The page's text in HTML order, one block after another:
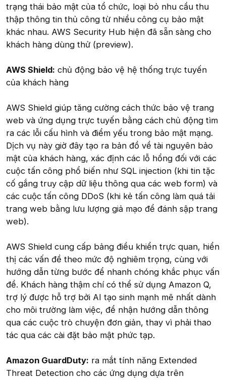
trạng thái bảo mật của tổ chức, loại bỏ nhu cầu thu
thập thông tin thủ công từ nhiều công cụ bảo mật
khác nhau. AWS Security Hub hiện đã sẵn sàng cho
khách hàng dùng thử (preview).
AWS Shield: chủ động bảo vệ hệ thống trực tuyến
của khách hàng
AWS Shield giúp tăng cường cách thức bảo vệ trang
web và ứng dụng trực tuyến bằng cách chủ động tìm
ra các lỗi cấu hình và điểm yếu trong bảo mật mạng.
Dịch vụ này giờ đây tạo ra bản đồ về tài nguyên bảo
mật của khách hàng, xác định các lỗ hổng đối với các
cuộc tấn công phổ biến như SQL injection (khi tin tặc
cố gắng truy cập dữ liệu thông qua các web form) và
các cuộc tấn công DDoS (khi kẻ tấn công làm quá tải
trang web bằng lưu lượng giả mạo để đánh sập trang
web).
AWS Shield cung cấp bảng điều khiển trực quan, hiển
thị các vấn đề theo mức độ nghiêm trọng, cùng với
hướng dẫn từng bước để nhanh chóng khắc phục vấn
đề. Khách hàng thậm chí có thể sử dụng Amazon Q,
trợ lý được hỗ trợ bởi AI tạo sinh mạnh mẽ nhất dành
cho môi trường làm việc, để nhận hướng dẫn thông
qua các cuộc trò chuyện đơn giản, thay vì phải thao
tác qua các cài đặt bảo mật phức tạp.
Amazon GuardDuty: ra mắt tính năng Extended
Threat Detection cho các ứng dụng dựa trên